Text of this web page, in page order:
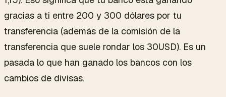
gracias a ti entre 200 y 300 dólares por tu
transferencia (además de la comisión de la
transferencia que suele rondar los 30USD). Es un
pasada lo que han ganado los bancos con los
cambios de divisas.